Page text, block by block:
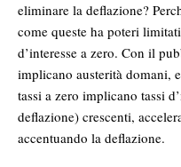
eliminare la deflazione?
come queste ha poteri
d’interesse a zero. Con il
implicano austerità domani,
tassi a zero implicano tassi
deflazione) crescenti,
accentuando la deflazione.